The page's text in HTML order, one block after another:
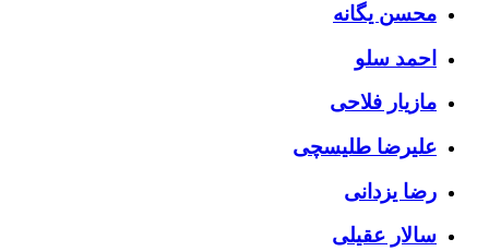
محسن یگانه
احمد سلو
مازیار فلاحی
علیرضا طلیسچی
رضا یزدانی
سالار عقیلی